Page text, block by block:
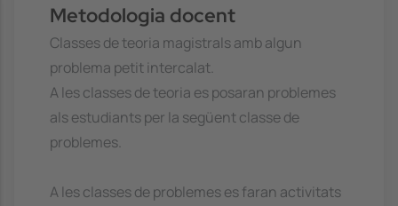
Metodologia docent
Classes de teoria magistrals amb algun
problema petit intercalat.
A les classes de teoria es posaran problemes
als estudiants per la següent classe de
problemes.
A les classes de problemes es faran activitats